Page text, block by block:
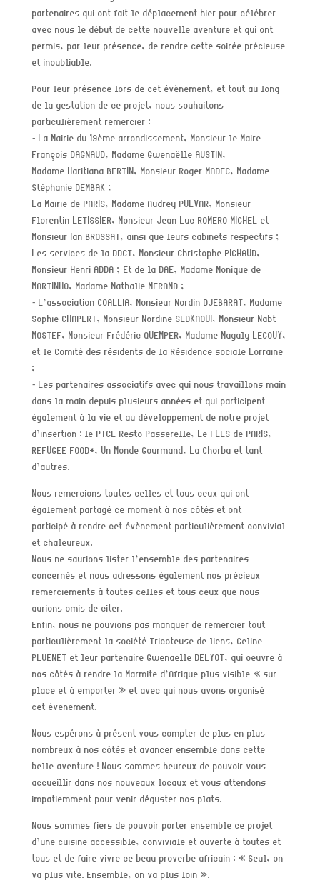
partenaires qui ont fait le déplacement hier pour célébrer
avec nous le début de cette nouvelle aventure et qui ont
permis, par leur présence, de rendre cette soirée précieuse
et inoubliable.
Pour leur présence lors de cet évènement, et tout au long
de la gestation de ce projet, nous souhaitons
particulièrement remercier :
⁃ La Mairie du 19ème arrondissement, Monsieur le Maire
François DAGNAUD, Madame Gwenaëlle AUSTIN,
Madame Haritiana BERTIN, Monsieur Roger MADEC, Madame
Stéphanie DEMBAK ;
La Mairie de PARIS, Madame Audrey PULVAR, Monsieur
Florentin LETISSIER, Monsieur Jean Luc ROMERO MICHEL et
Monsieur Ian BROSSAT, ainsi que leurs cabinets respectifs ;
Les services de la DDCT, Monsieur Christophe PICHAUD,
Monsieur Henri ADDA ; Et de la DAE, Madame Monique de
MARTINHO, Madame Nathalie MERAND ;
⁃ L’association COALLIA, Monsieur Nordin DJEBARAT, Madame
Sophie CHAPERT, Monsieur Nordine SEDKAOUI, Monsieur Nabt
MOSTEF, Monsieur Frédéric QUEMPER, Madame Magaly LEGOUY,
et le Comité des résidents de la Résidence sociale Lorraine
;
⁃ Les partenaires associatifs avec qui nous travaillons main
dans la main depuis plusieurs années et qui participent
également à la vie et au développement de notre projet
d’insertion : le PTCE Resto Passerelle, Le FLES de PARIS,
REFUGEE FOOD*, Un Monde Gourmand, La Chorba et tant
d’autres.
Nous remercions toutes celles et tous ceux qui ont
également partagé ce moment à nos côtés et ont
participé à rendre cet évènement particulièrement convivial
et chaleureux.
Nous ne saurions lister l’ensemble des partenaires
concernés et nous adressons également nos précieux
remerciements à toutes celles et tous ceux que nous
aurions omis de citer.
Enfin, nous ne pouvions pas manquer de remercier tout
particulièrement la société Tricoteuse de liens, Celine
PLUENET et leur partenaire Gwenaelle DELYOT, qui oeuvre à
nos côtés à rendre la Marmite d’Afrique plus visible « sur
place et à emporter » et avec qui nous avons organisé
cet évenement.
Nous espérons à présent vous compter de plus en plus
nombreux à nos côtés et avancer ensemble dans cette
belle aventure ! Nous sommes heureux de pouvoir vous
accueillir dans nos nouveaux locaux et vous attendons
impatiemment pour venir déguster nos plats.
Nous sommes fiers de pouvoir porter ensemble ce projet
d’une cuisine accessible, conviviale et ouverte à toutes et
tous et de faire vivre ce beau proverbe africain : « Seul, on
va plus vite. Ensemble, on va plus loin ».